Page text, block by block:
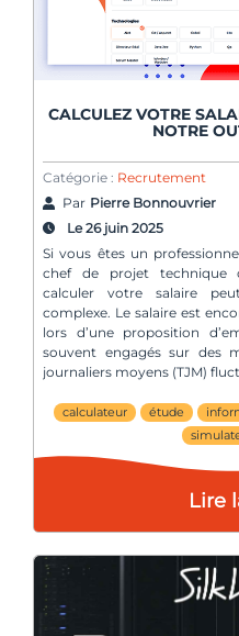
CALCULEZ VOTRE
NOTRE
Catégorie : Recrutement
Par Pierre Bonnouvrier
Le 26 juin 2025
Si vous êtes un
chef de projet technique
calculer votre salaire
complexe. Le salaire est
lors d’une proposition
souvent engagés sur des
journaliers moyens (TJM)
calculateur étude
Lire